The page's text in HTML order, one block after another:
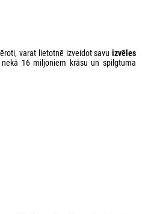
varat lietotnē izveidot savuizvēles
16 miljoniem krāsu un spilgtuma